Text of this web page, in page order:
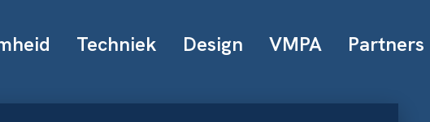
Techniek Design VMPA Partners